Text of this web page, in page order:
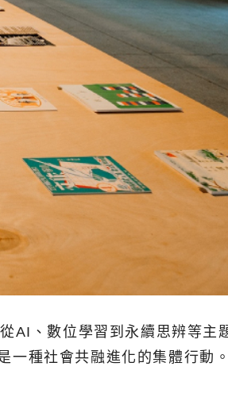
AI、數位學習到永續思辨等主
一種社會共融進化的集體行動